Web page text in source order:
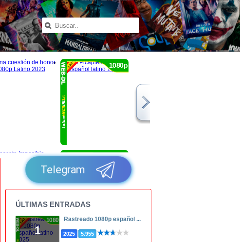
1080p
1080p
Telegram
ÚLTIMAS ENTRADAS
1
1080p Rastreado 1080p español ...
2025 5.955